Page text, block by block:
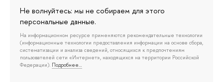
Не волнуйтесь: мы не собираем для этого
персональные данные.
На информационном ресурсе применяются рекомендательные технологии
(информационные технологии предоставления информации на основе сбора,
систематизации и анализа сведений, относящихся к предпочтениям
пользователей сети «Интернет», находящихся на территории Российской
Федерации). Подробнее…